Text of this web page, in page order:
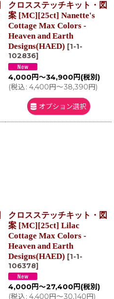
クロスステッチキット・図
案 [MC][25ct] Nanette's
Cottage Max Colors -
Heaven and Earth
Designs(HAED) [1-1-
102836]
4,000 円～34,900 円 (税別)
(税込: 4,400円～38,390円)
オプション選択
クロスステッチキット・図
案 [MC][25ct] Lilac
Cottage Max Colors -
Heaven and Earth
Designs(HAED) [1-1-
106378]
4,000 円～27,400 円 (税別)
(税込: 4,400円～30,140円)